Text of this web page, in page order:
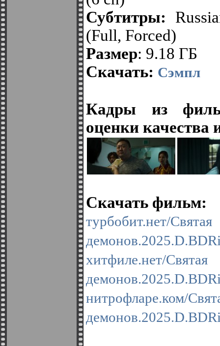
Субтитры:
(Full, Forced)
Размер: 9.18 ГБ
Скачать: Сэмпл
Кадры из
оценки качества
Скачать фильм:
турбобит.нет/
хитфиле.нет/
нитрофларе.ком/